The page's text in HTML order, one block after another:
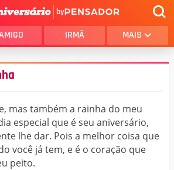
by
IRMÃ MAIS
mas também a rainha do meu
especial que é seu aniversário,
lhe dar. Pois a melhor coisa que
você já tem, e é o coração que
peito.